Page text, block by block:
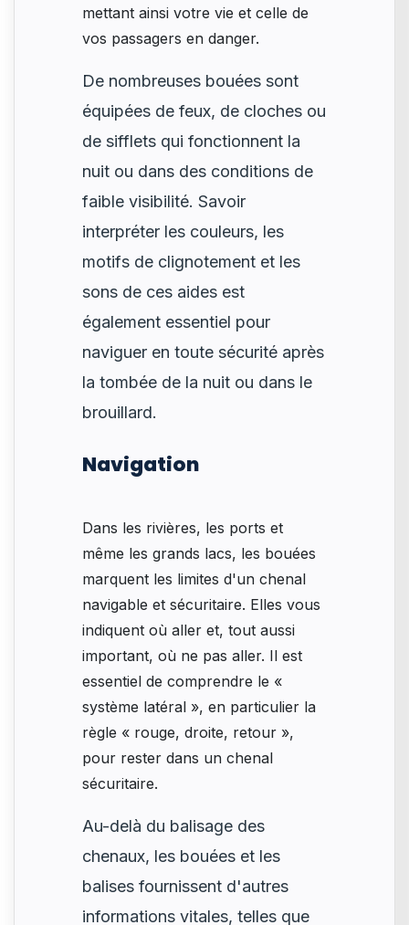
mettant ainsi votre vie et celle de
vos passagers en danger.
De nombreuses bouées sont
équipées de feux, de cloches ou
de sifflets qui fonctionnent la
nuit ou dans des conditions de
faible visibilité. Savoir
interpréter les couleurs, les
motifs de clignotement et les
sons de ces aides est
également essentiel pour
naviguer en toute sécurité après
la tombée de la nuit ou dans le
brouillard.
Navigation
Dans les rivières, les ports et
même les grands lacs, les bouées
marquent les limites d'un chenal
navigable et sécuritaire. Elles vous
indiquent où aller et, tout aussi
important, où ne pas aller. Il est
essentiel de comprendre le «
système latéral », en particulier la
règle « rouge, droite, retour »,
pour rester dans un chenal
sécuritaire.
Au-delà du balisage des
chenaux, les bouées et les
balises fournissent d'autres
informations vitales, telles que